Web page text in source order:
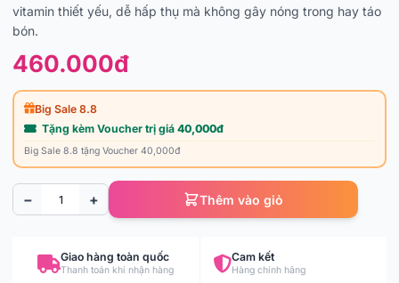
vitamin thiết yếu, dễ hấp thụ mà không gây nóng trong hay táo
bón.
460.000đ
Big Sale 8.8
Tặng kèm Voucher trị giá 40,000đ
Big Sale 8.8 tặng Voucher 40,000đ
− + Thêm vào giỏ
Giao hàng toàn quốc
Thanh toán khi nhận hàng
Cam kết
Hàng chính hãng